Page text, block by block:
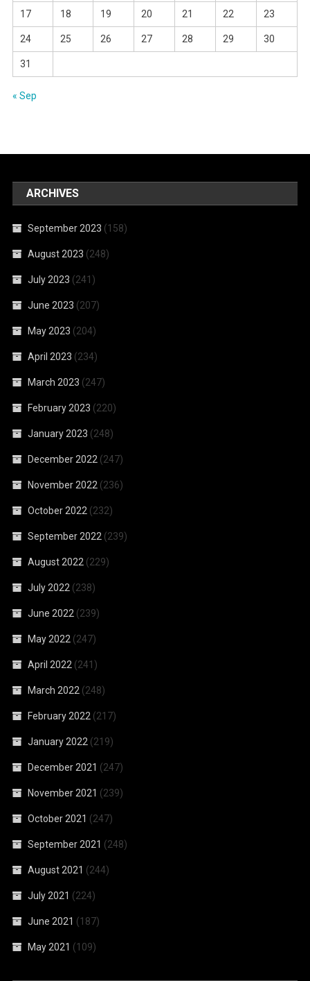
17 18 19 20 21 22 23
24 25 26 27 28 29 30
31
« Sep
ARCHIVES
September 2023 (158)
August 2023 (248)
July 2023 (241)
June 2023 (207)
May 2023 (204)
April 2023 (234)
March 2023 (247)
February 2023 (220)
January 2023 (248)
December 2022 (247)
November 2022 (236)
October 2022 (232)
September 2022 (239)
August 2022 (229)
July 2022 (238)
June 2022 (239)
May 2022 (247)
April 2022 (241)
March 2022 (248)
February 2022 (217)
January 2022 (219)
December 2021 (247)
November 2021 (239)
October 2021 (247)
September 2021 (248)
August 2021 (244)
July 2021 (224)
June 2021 (187)
May 2021 (109)